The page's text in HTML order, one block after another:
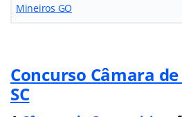
Mineiros GO
Concurso Câmara
SC